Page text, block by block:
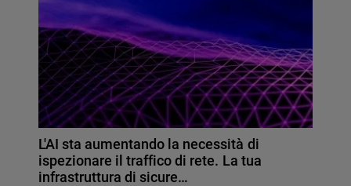
L'AI sta aumentando la necessità di
ispezionare il traffico di rete. La tua
infrastruttura di sicure…